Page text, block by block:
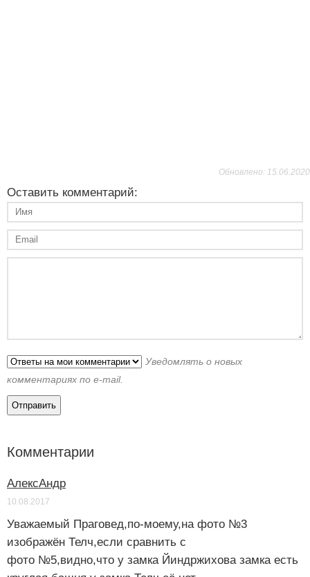
Обновлено: 15.06.2020
Оставить комментарий:
Уведомлять о новых
комментариях по e-mail.
Комментарии
АлекcАндр
10.08.2017
Уважаемый Праговед,по-моему,на фото №3
изображён Телч,если сравнить с
фото №5,видно,что у замка Йиндржихова замка есть